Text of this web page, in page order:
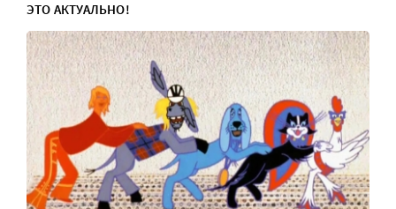
ЭТО АКТУАЛЬНО!